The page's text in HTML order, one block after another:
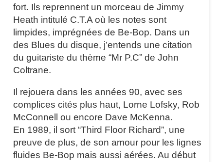
fort. Ils reprennent un morceau de Jimmy
Heath intitulé C.T.A où les notes sont
limpides, imprégnées de Be-Bop. Dans un
des Blues du disque, j’entends une citation
du guitariste du thème “Mr P.C” de John
Coltrane.
Il rejouera dans les années 90, avec ses
complices cités plus haut, Lorne Lofsky, Rob
McConnell ou encore Dave McKenna.
En 1989, il sort “Third Floor Richard”, une
preuve de plus, de son amour pour les lignes
fluides Be-Bop mais aussi aérées. Au début